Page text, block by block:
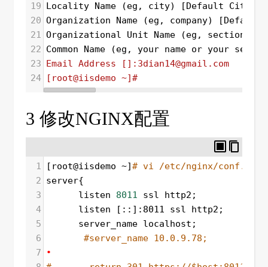
19 Locality Name (eg, city) [Default
20 Organization Name (eg, company) [Default
21 Organizational Unit Name (eg,
22 Common Name (eg, your name or your server
23 Email Address []:3dian14@gmail.com
24
[root@iisdemo ~]#
3 修改NGINX配置
1 [root@iisdemo ~]# vi /etc/nginx/conf.d/
2 server{
3
listen 8011 ssl http2;
4
listen [::]:8011 ssl http2;
5
server_name localhost;
6
#server_name 10.0.9.78;
7
•